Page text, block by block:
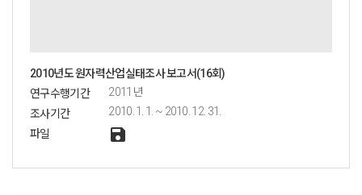
2010년도 원자력산업실태조사 보고서(16회)
연구수행기간
2011년
조사기간
2010. 1. 1. ~ 2010. 12. 31.
파일
save